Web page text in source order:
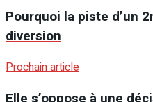
Pourquoi la piste d’un
diversion
Prochain article